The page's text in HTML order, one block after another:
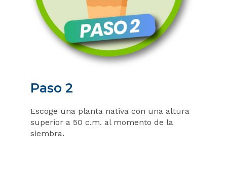
Paso 2
Escoge una planta nativa con una altura
superior a 50 c.m. al momento de la
siembra.